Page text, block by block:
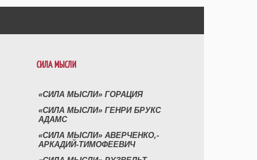
СИЛА МЫСЛИ
«СИЛА МЫСЛИ» ГОРАЦИЯ
«СИЛА МЫСЛИ» ГЕНРИ БРУКС
АДАМС
«СИЛА МЫСЛИ» АВЕРЧЕНКО,-
АРКАДИЙ-ТИМОФЕЕВИЧ